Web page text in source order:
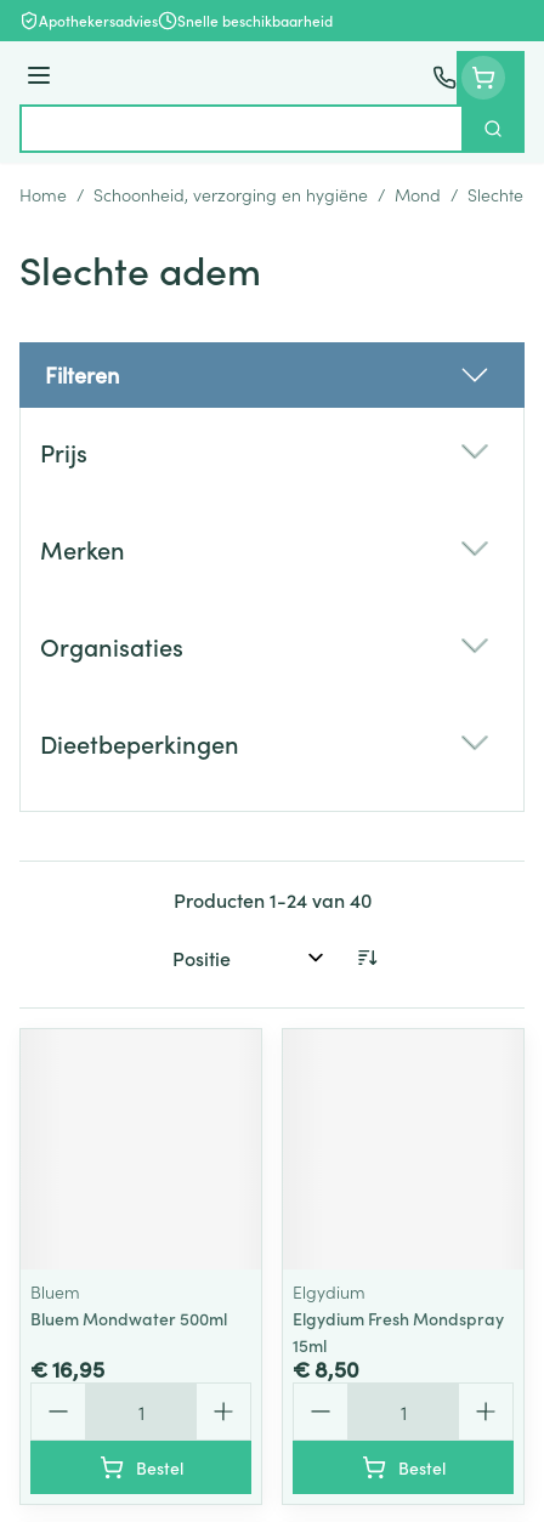
Ga naar de inhoud
Apothekersadvies Snelle beschikbaarheid
Menu
Zoek
Home / Schoonheid, verzorging en hygiëne / Mond / Slechte
Slechte adem
Filteren
Prijs
Merken
Organisaties
Dieetbeperkingen
Producten1-24van40
Sorteer op:
Bluem
Bluem Mondwater 500ml
€ 16,95
Bestel
Elgydium
Elgydium Fresh Mondspray
15ml
€ 8,50
Bestel